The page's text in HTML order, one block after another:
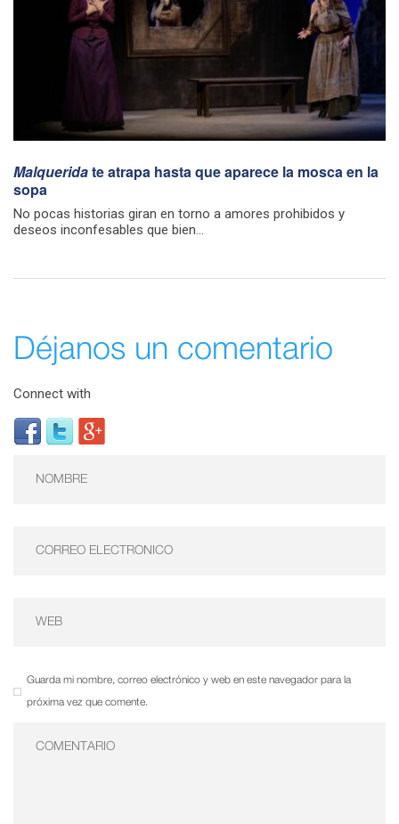
Malqueridate atrapa hasta que aparece la mosca en la
sopa
No pocas historias giran en torno a amores prohibidos y
deseos inconfesables que bien...
Déjanos un comentario
Connect with
Guarda mi nombre, correo electrónico y web en este navegador para la
próxima vez que comente.